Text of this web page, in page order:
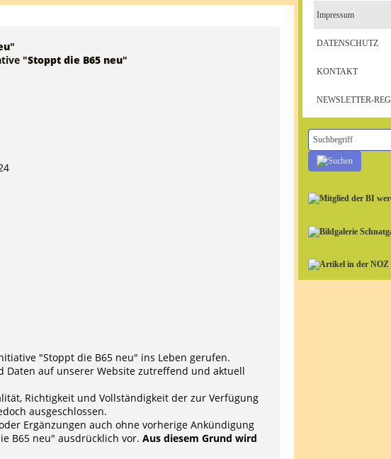
"
"Stoppt die B65 neu"
"Stoppt die B65 neu" ins Leben gerufen.
auf unserer Website zutreffend und aktuell
Richtigkeit und Vollständigkeit der zur Verfügung
ausgeschlossen.
Ergänzungen auch ohne vorherige Ankündigung
B65 neu" ausdrücklich vor. Aus diesem Grund wird
Impressum
DATENSCHUTZ
KONTAKT
NEWSLETTER-REG